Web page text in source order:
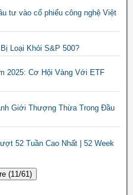
tư vào cổ phiếu công nghệ Việt
Loại Khỏi S&P 500?
2025: Cơ Hội Vàng Với ETF
Giới Thượng Thừa Trong Đầu
52 Tuần Cao Nhất | 52 Week
(11/61)